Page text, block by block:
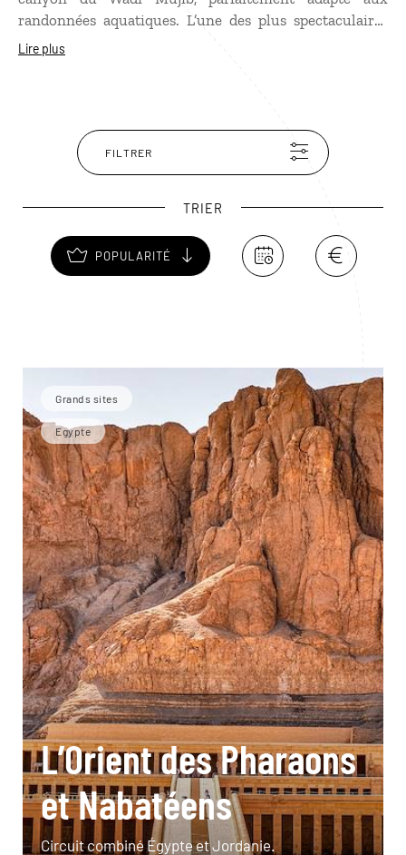
randonnées aquatiques. L’une des plus spectaculaires
est le “siq trail“. Cette balade de 2h environ commence
grâce aux guides présents sur place. Sensations
garanties dans un décor à couper le souffle où les murs
en grès se teintent de couleurs changeantes en fonction
octobre, les randonnées dans la réserve ne sont pas
autorisées pour les moins de 18 ans.
Lire plus
FILTRER
TRIER
POPULARITÉ
Grands sites
Egypte
L’Orient des Pharaons
et Nabatéens
Circuit combiné Égypte et Jordanie.